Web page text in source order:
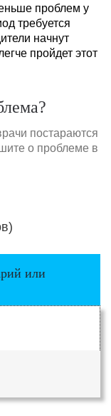
проблем у
требуется
начнут
пройдет этот
постараются
о проблеме в
или